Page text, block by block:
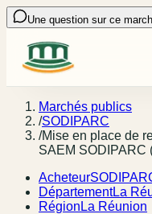
Une question sur ce
Marchés publics
/SODIPARC
/Mise en place de
SAEM SODIPARC
Acheteur
DépartementLa
Région La Réunion